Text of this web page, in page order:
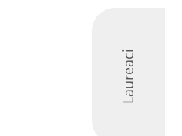
Laureaci